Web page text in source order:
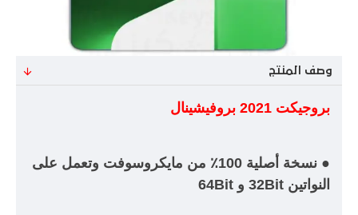
وصف المنتج
بروجيكت 2021 بروفيشينال
● نسخة أصلية 100٪ من مايكروسوفت وتعمل على
النواتين 32Bit و 64Bit